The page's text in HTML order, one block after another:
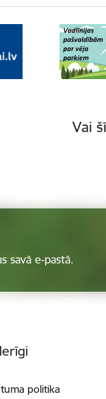
Vai
savā e-pastā.
politika